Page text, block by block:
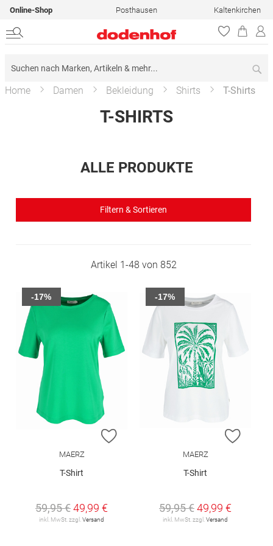
Online-Shop Posthausen Kaltenkirchen
Home Damen Bekleidung Shirts T-Shirts
T-SHIRTS
ALLE PRODUKTE
Filtern & Sortieren
Artikel 1-48 von 852
ZUR WUNSCHLISTE HINZUFÜGEN
MAERZ
T-Shirt
59,95 €49,99 €
inkl. MwSt. zzgl. Versand
-17%
ZUR
MAERZ
T-Shirt
59,95 €49,99 €
inkl. MwSt. zzgl. Versand
-17%